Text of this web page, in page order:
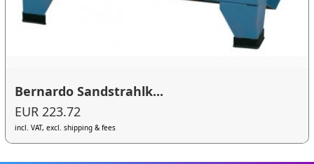
Bernardo Sandstrahlk...
EUR 223.72
incl. VAT, excl. shipping & fees